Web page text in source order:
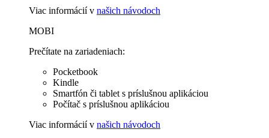
Viac informácií v našich návodoch
MOBI
Prečítate na zariadeniach:
Pocketbook
Kindle
Smartfón či tablet s príslušnou aplikáciou
Počítač s príslušnou aplikáciou
Viac informácií v našich návodoch